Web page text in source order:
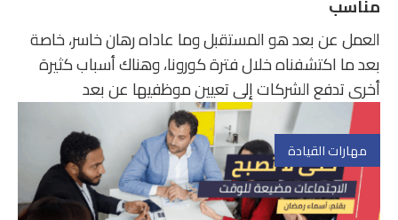
مناسب
العمل عن بعد هو المستقبل وما عاداه رهان خاسر، خاصة
بعد ما اكتشفناه خلال فترة كورونا، وهناك أسباب كثيرة
أخرى تدفع الشركات إلى تعيين موظفيها عن بعد
مهارات القيادة